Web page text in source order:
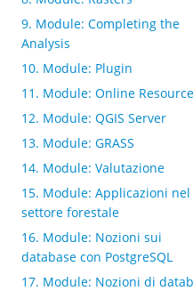
9. Module: Completing the
Analysis
10. Module: Plugin
11. Module: Online
12. Module: QGIS Server
13. Module: GRASS
14. Module: Valutazione
15. Module: Applicazioni nel
settore forestale
16. Module: Nozioni sui
database con PostgreSQL
17. Module: Nozioni di